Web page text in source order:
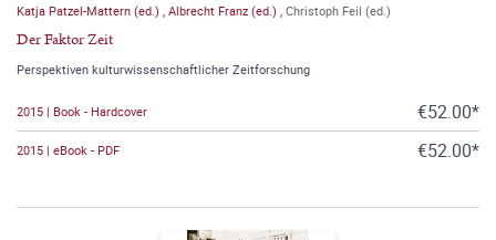
Katja Patzel-Mattern (ed.) Albrecht Franz (ed.) Christoph Feil (ed.)
Der Faktor Zeit
Perspektiven kulturwissenschaftlicher Zeitforschung
2015 | Book - Hardcover €52.00*
2015 | eBook - PDF €52.00*